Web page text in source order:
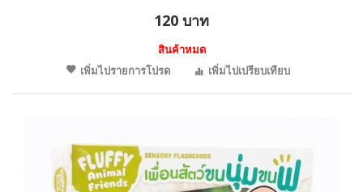
120 บาท
สินค้าหมด
เพิ่มไปรายการโปรด
เพิ่มไปเปรียบเทียบ